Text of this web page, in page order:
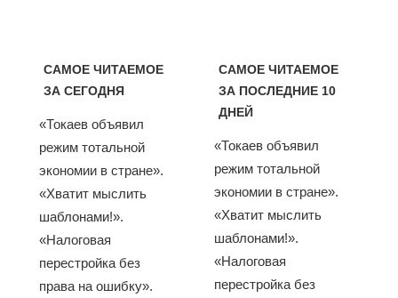
САМОЕ ЧИТАЕМОЕ
ЗА СЕГОДНЯ
«Токаев объявил
режим тотальной
экономии в стране».
«Хватит мыслить
шаблонами!».
«Налоговая
перестройка без
права на ошибку».
САМОЕ ЧИТАЕМОЕ
ЗА ПОСЛЕДНИЕ 10
ДНЕЙ
«Токаев объявил
режим тотальной
экономии в стране».
«Хватит мыслить
шаблонами!».
«Налоговая
перестройка без